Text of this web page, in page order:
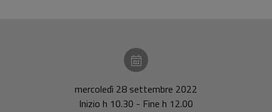
mercoledì 28 settembre 2022
Inizio h 10.30 - Fine h 12.00